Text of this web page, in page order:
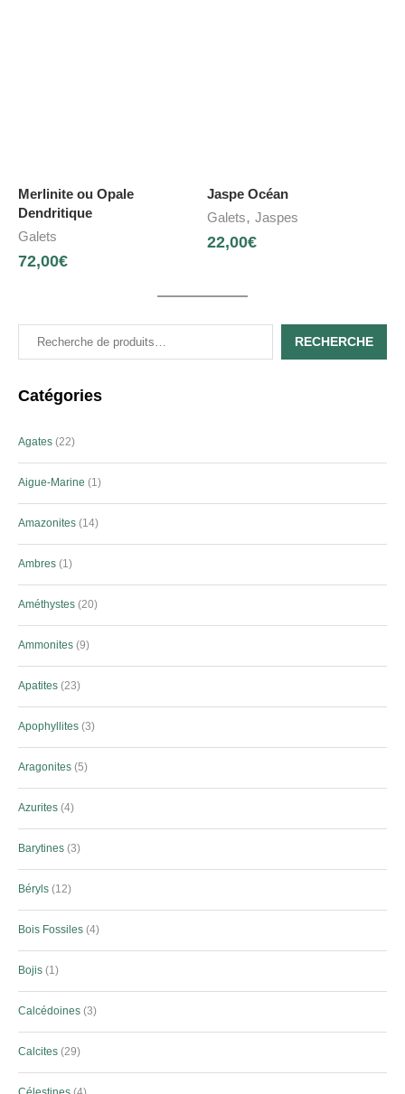
Merlinite ou Opale
Dendritique
Galets
72,00€
Jaspe Océan
Galets, Jaspes
22,00€
RECHERCHE
Catégories
Agates 22
Aigue-Marine 1
Amazonites 14
Ambres 1
Améthystes 20
Ammonites 9
Apatites 23
Apophyllites 3
Aragonites 5
Azurites 4
Barytines 3
Béryls 12
Bois Fossiles 4
Bojis 1
Calcédoines 3
Calcites 29